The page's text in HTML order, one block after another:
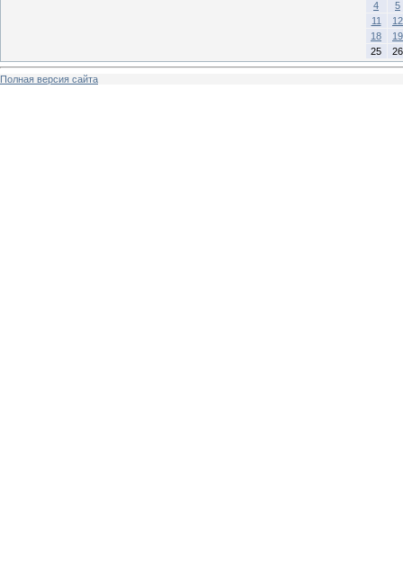
4
5
11
12
18
19
25
26
Полная версия сайта